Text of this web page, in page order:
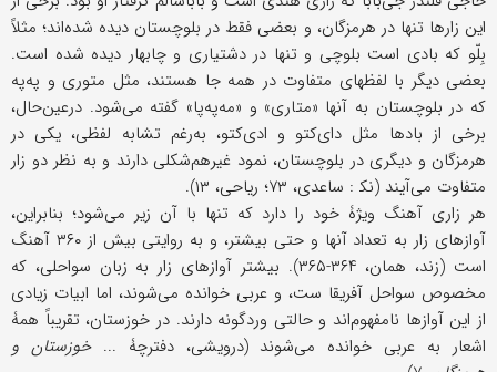
این زارها تنها در هرمزگان، و بعضی فقط در بلوچستان دیده شده‌اند؛ مثلاً
بِلّو که بادی است بلوچی و تنها در دشتیاری و چابهار دیده شده است.
بعضی دیگر با لفظهای متفاوت در همه جا هستند، مثل متوری و په‌په
که در بلوچستان به آنها «متاری» و «مه‌په‌پا» گفته می‌شود. درعین‌حال،
برخی از بادها مثل دای‌کتو و ادی‌کتو، به‌رغم تشابه لفظی، یکی در
هرمزگان و دیگری در بلوچستان، نمود غیرهم‌شکلی دارند و به نظر دو زار
متفاوت می‌آیند (نک‍ : ساعدی، ۷۳؛ ریاحی، ۱۳).
هر زاری آهنگ ویژۀ خود را دارد که تنها با آن زیر می‌شود؛ بنابراین،
آوازهای زار به تعداد آنها و حتى بیشتر، و به روایتی بیش از ۳۶۰ آهنگ
است (زند، همان، ۳۶۴-۳۶۵). بیشتر آوازهای زار به زبان سواحلی، که
مخصوص سواحل آفریقا ست، و عربی خوانده می‌شوند، اما ابیات زیادی
از این آوازها نامفهوم‌اند و حالتی وردگونه دارند. در خوزستان، تقریباً همۀ
اشعار به عربی خوانده می‌شوند (درویشی، دفترچۀ ...خوزستان و